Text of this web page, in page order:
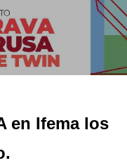
en Ifema los